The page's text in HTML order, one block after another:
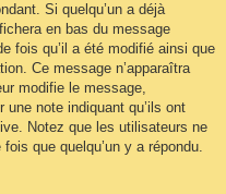
Si quelqu’un a déjà
en bas du message
fois qu’il a été modifié ainsi que
Ce message n’apparaîtra
modifie le message,
note indiquant qu’ils ont
Notez que les utilisateurs ne
que quelqu’un y a répondu.